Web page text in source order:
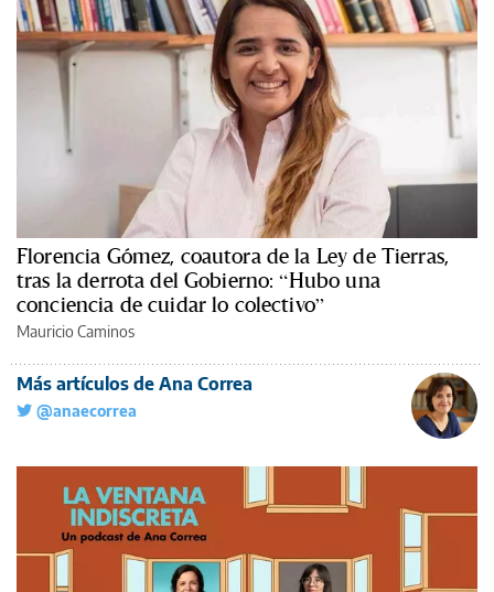
Florencia Gómez, coautora de la Ley de Tierras,
tras la derrota del Gobierno: “Hubo una
conciencia de cuidar lo colectivo”
Mauricio Caminos
Más artículos de Ana Correa
@anaecorrea